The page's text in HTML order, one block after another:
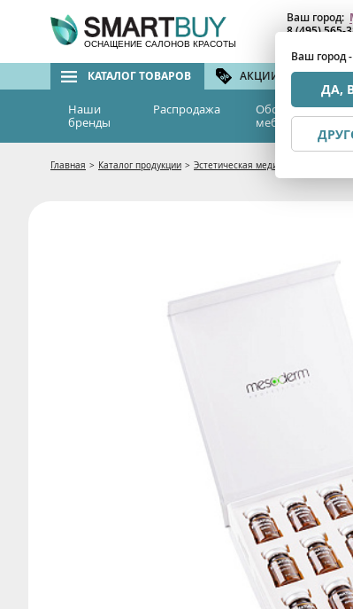
ОСНАЩЕНИЕ САЛОНОВ КРАСОТЫ
Ваш город:
Ваш город
ДА,
8 (495) 565-
КАТАЛОГ ТОВАРОВ АКЦИИ И СКИДКИ
Наши
бренды
Распродажа
Оборудование и
мебель
Главная > Каталог продукции > Эстетическая медицина